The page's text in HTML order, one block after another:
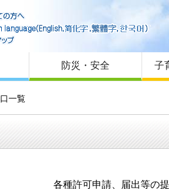
は
サ
防災・安全 子
一覧
各種許可申請、届出等の